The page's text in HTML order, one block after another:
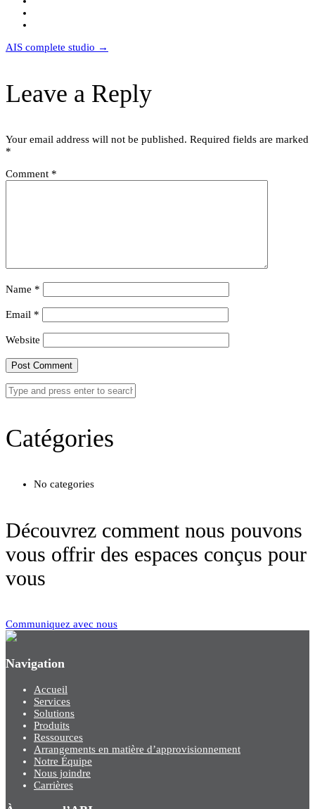
Post
AIS complete studio →
Leave a Reply
Your email address will not be published. Required fields are marked
*
Comment *
Name *
Email *
Website
Catégories
No categories
Découvrez comment nous pouvons
vous offrir des espaces conçus pour
vous
Communiquez avec nous
Navigation
Accueil
Services
Solutions
Produits
Ressources
Arrangements en matière d’approvisionnement
Notre Équipe
Nous joindre
Carrières